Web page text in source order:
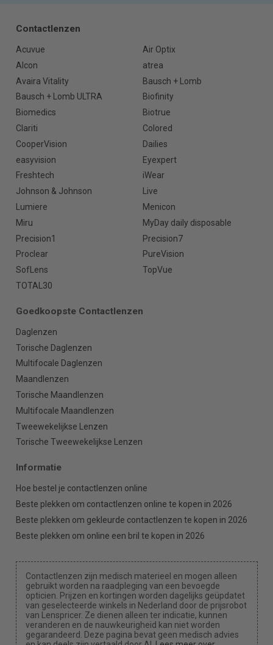
Contactlenzen
Acuvue
Air Optix
Alcon
atrea
Avaira Vitality
Bausch + Lomb
Bausch + Lomb ULTRA
Biofinity
Biomedics
Biotrue
Clariti
Colored
CooperVision
Dailies
easyvision
Eyexpert
Freshtech
iWear
Johnson & Johnson
Live
Lumiere
Menicon
Miru
MyDay daily disposable
Precision1
Precision7
Proclear
PureVision
SofLens
TopVue
TOTAL30
Goedkoopste Contactlenzen
Daglenzen
Torische Daglenzen
Multifocale Daglenzen
Maandlenzen
Torische Maandlenzen
Multifocale Maandlenzen
Tweewekelijkse Lenzen
Torische Tweewekelijkse Lenzen
Informatie
Hoe bestel je contactlenzen online
Beste plekken om contactlenzen online te kopen in 2026
Beste plekken om gekleurde contactlenzen te kopen in 2026
Beste plekken om online een bril te kopen in 2026
Contactlenzen zijn medisch materieel en mogen alleen
gebruikt worden na raadpleging van een bevoegde
opticien. Prijzen en kortingen worden dagelijks geüpdatet
van geselecteerde winkels in Nederland door de prijsrobot
van Lenspricer. Ze dienen alleen ter indicatie, kunnen
veranderen en de nauwkeurigheid kan niet worden
gegarandeerd. Deze pagina bevat geen medisch advies